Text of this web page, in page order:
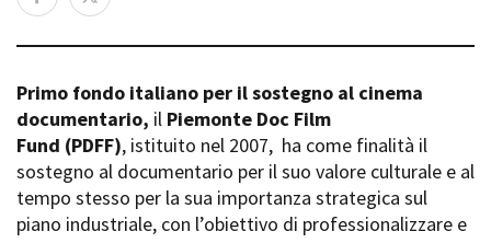
Storia della Fondazione
Partner
Rete regionale
Bilancio sociale
Amministrazione
trasparente
Bandi e gare
Guarda che storia!
La Grazia - Immagini e
location della Torino di Paolo
Sorrentino
Open Day
Ciak in TOur!
Primo fondo italiano per il sostegno al cinema
documentario, il Piemonte Doc Film
Fund (PDFF), istituito nel 2007, ha come finalità il
sostegno al documentario per il suo valore culturale e al
tempo stesso per la sua importanza strategica sul
piano industriale, con l’obiettivo di professionalizzare e